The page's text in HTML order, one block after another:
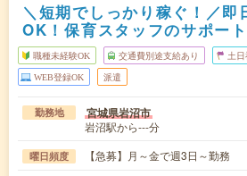
＼短期でしっかり稼ぐ！／即
OK！保育スタッフのサポー
職種未経験OK 交通費別途支給あり 土
WEB登録OK 派遣
勤務地 宮城県岩沼市
岩沼駅から---分
曜日頻度 【急募】月～金で週3日～勤務